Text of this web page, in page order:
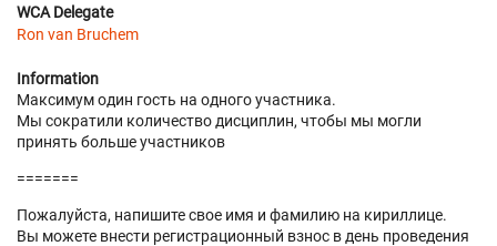
WCA Delegate
Ron van Bruchem
Information
Максимум один гость на одного участника.
Мы сократили количество дисциплин, чтобы мы могли
принять больше участников
=======
Пожалуйста, напишите свое имя и фамилию на кириллице.
Вы можете внести регистрационный взнос в день проведения